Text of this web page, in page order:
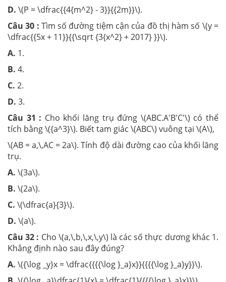
D. \(P = \dfrac{{4{m^2} - 3}}{{2m}}\).
Câu 30 : Tìm số đường tiệm cận của đồ thị hàm số \(y =
\dfrac{{5x + 11}}{{\sqrt {3{x^2} + 2017} }}\).
A. 1.
B. 4.
C. 2.
D. 3.
Câu 31 : Cho khối lăng trụ đứng \(ABC.A'B'C'\) có thể
tích bằng \({a^3}\). Biết tam giác \(ABC\) vuông tại \(A\),
\(AB = a,\,AC = 2a\). Tính độ dài đường cao của khối lăng
trụ.
A. \(3a\).
B. \(2a\).
C. \(\dfrac{a}{3}\).
D. \(a\).
Câu 32 : Cho \(a,\,b,\,x,\,y\) là các số thực dương khác 1.
Khẳng định nào sau đây đúng?
A. \({\log _y}x = \dfrac{{{{\log }_a}x}}{{{{\log }_a}y}}\).